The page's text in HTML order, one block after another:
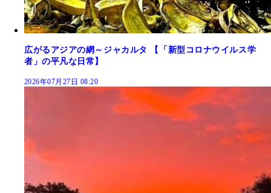
広がるアジアの網～ジャカルタ 【「新型コロナウイルス学
者」の平凡な日常】
2026年07月27日 08:20